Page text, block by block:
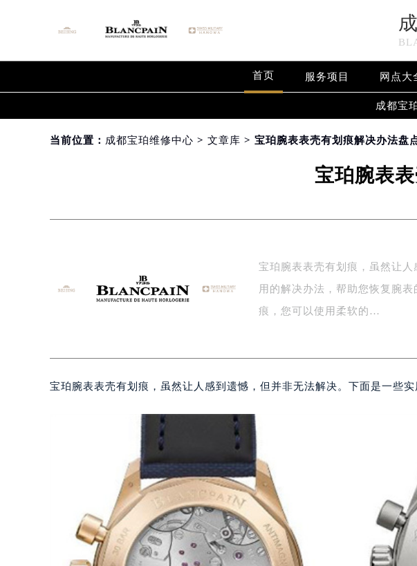
首页 服务项目 网点大
成都宝
当前位置： 成都宝珀维修中心 > 文章库 > 宝珀腕表表壳有划痕解决办法盘
宝珀腕表
宝珀腕表表壳有划痕，虽然让
用的解决办法，帮助您恢复腕
痕，您可以使用柔软的…
宝珀腕表表壳有划痕，虽然让人感到遗憾，但并非无法解决。下面是一些